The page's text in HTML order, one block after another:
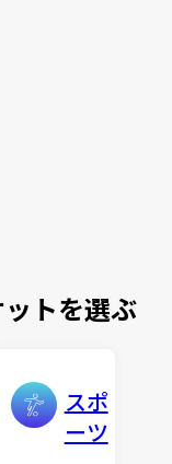
トを選ぶ
スポ
ーツ